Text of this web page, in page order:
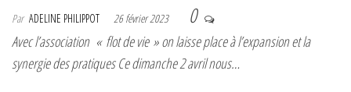
Par ADELINE PHILIPPOT 26 février 2023 0
Avec l’association « flot de vie » on laisse place à l’expansion et la
synergie des pratiques Ce dimanche 2 avril nous…